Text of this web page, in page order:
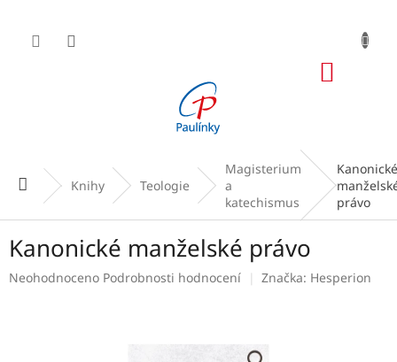
obsah
Domů Knihy Teologie
Magisterium
a
katechismus
Kanonické
právo
Kanonické manželské právo
Průměrné
Neohodnoceno Podrobnosti hodnocení Značka: Hesperion